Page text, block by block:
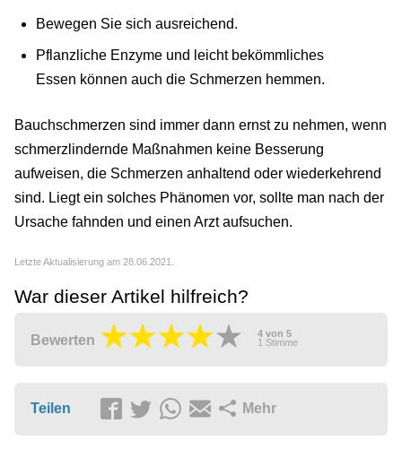
Bewegen Sie sich ausreichend.
Pflanzliche Enzyme und leicht bekömmliches
Essen können auch die Schmerzen hemmen.
Bauchschmerzen sind immer dann ernst zu nehmen, wenn
schmerzlindernde Maßnahmen keine Besserung
aufweisen, die Schmerzen anhaltend oder wiederkehrend
sind. Liegt ein solches Phänomen vor, sollte man nach der
Ursache fahnden und einen Arzt aufsuchen.
Letzte Aktualisierung am 28.06.2021.
War dieser Artikel hilfreich?
Bewerten 4 von 5
1 Stimme
Teilen Mehr